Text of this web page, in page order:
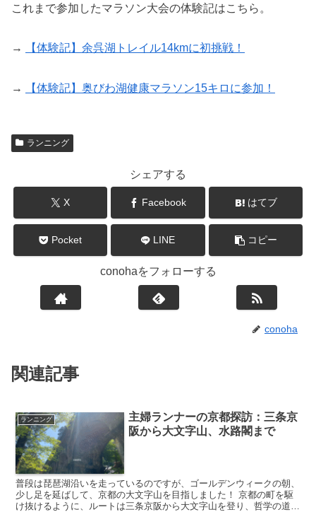
これまで参加したマラソン大会の体験記はこちら。
→ 【体験記】余呉湖トレイル14kmに初挑戦！
→ 【体験記】奥びわ湖健康マラソン15キロに参加！
ランニング
シェアする
X Facebook はてブ
Pocket LINE コピー
conohaをフォローする
conoha
関連記事
ランニング
主婦ランナーの京都探訪：三条京
阪から大文字山、水路閣まで
普段は琵琶湖沿いを走っているのですが、ゴールデンウィークの朝、
少し足を延ばして、京都の大文字山を目指しました！ 京都の町を駆
け抜けるように、ルートは三条京阪から大文字山を登り、哲学の道を